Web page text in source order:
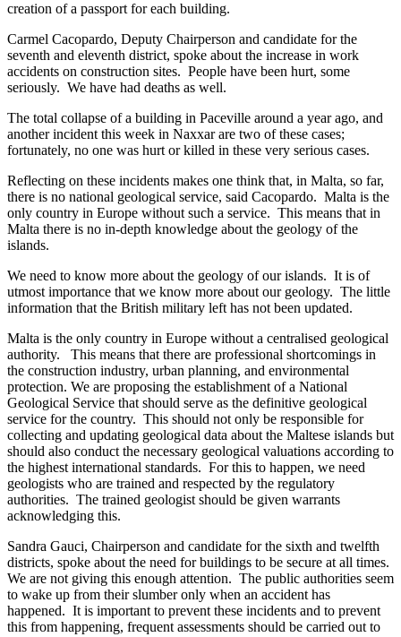
creation of a passport for each building.
Carmel Cacopardo, Deputy Chairperson and candidate for the
seventh and eleventh district, spoke about the increase in work
accidents on construction sites. People have been hurt, some
seriously. We have had deaths as well.
The total collapse of a building in Paceville around a year ago, and
another incident this week in Naxxar are two of these cases;
fortunately, no one was hurt or killed in these very serious cases.
Reflecting on these incidents makes one think that, in Malta, so far,
there is no national geological service, said Cacopardo. Malta is the
only country in Europe without such a service. This means that in
Malta there is no in-depth knowledge about the geology of the
islands.
We need to know more about the geology of our islands. It is of
utmost importance that we know more about our geology. The little
information that the British military left has not been updated.
Malta is the only country in Europe without a centralised geological
authority. This means that there are professional shortcomings in
the construction industry, urban planning, and environmental
protection. We are proposing the establishment of a National
Geological Service that should serve as the definitive geological
service for the country. This should not only be responsible for
collecting and updating geological data about the Maltese islands but
should also conduct the necessary geological valuations according to
the highest international standards. For this to happen, we need
geologists who are trained and respected by the regulatory
authorities. The trained geologist should be given warrants
acknowledging this.
Sandra Gauci, Chairperson and candidate for the sixth and twelfth
districts, spoke about the need for buildings to be secure at all times.
We are not giving this enough attention. The public authorities seem
to wake up from their slumber only when an accident has
happened. It is important to prevent these incidents and to prevent
this from happening, frequent assessments should be carried out to